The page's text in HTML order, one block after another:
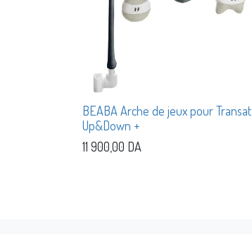
BEABA Arche de jeux pour Transat
Up&Down +
11 900,00 DA